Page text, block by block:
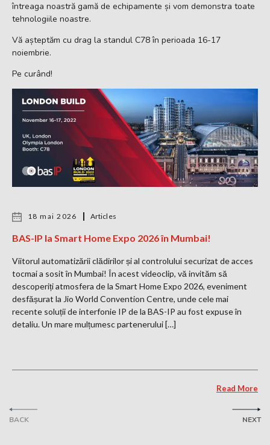
întreaga noastră gamă de echipamente și vom demonstra toate
tehnologiile noastre.
Vă așteptăm cu drag la standul C78 în perioada 16-17
noiembrie.
Pe curând!
BACK
18 mai 2026 Articles
BAS-IP la Smart Home Expo 2026 în Mumbai!
Viitorul automatizării clădirilor și al controlului securizat de acces
tocmai a sosit în Mumbai! În acest videoclip, vă invităm să
descoperiți atmosfera de la Smart Home Expo 2026, eveniment
desfășurat la Jio World Convention Centre, unde cele mai
recente soluții de interfonie IP de la BAS-IP au fost expuse în
detaliu. Un mare mulțumesc partenerului […]
Read More
NEXT